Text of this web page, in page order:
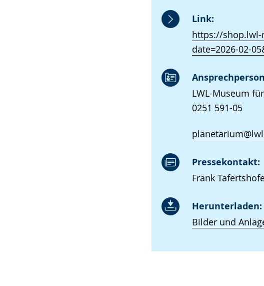
Link:
https://shop.lwl-
date=2026-02-
LWL-Museum
0251 591-05
Pressekontakt:
Frank
Herunterladen:
Bilder und